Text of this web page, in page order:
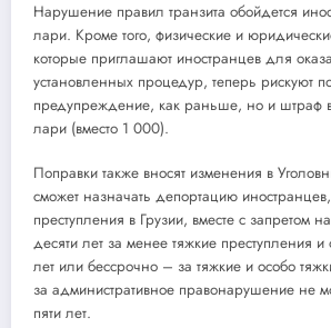
Нарушение правил транзита обойдется
лари. Кроме того, физические и
которые приглашают иностранцев для
установленных процедур, теперь рискуют
предупреждение, как раньше, но и штраф
лари (вместо 1 000).
Поправки также вносят изменения в
сможет назначать депортацию
преступления в Грузии, вместе с запретом
десяти лет за менее тяжкие преступления
лет или бессрочно – за тяжкие и особо
за административное правонарушение не
пяти лет.